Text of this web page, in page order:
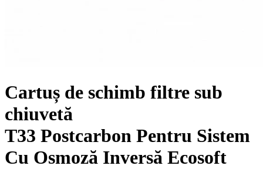
Cartuș de schimb filtre sub
chiuvetă
T33 Postcarbon Pentru Sistem
Cu Osmoză Inversă Ecosoft